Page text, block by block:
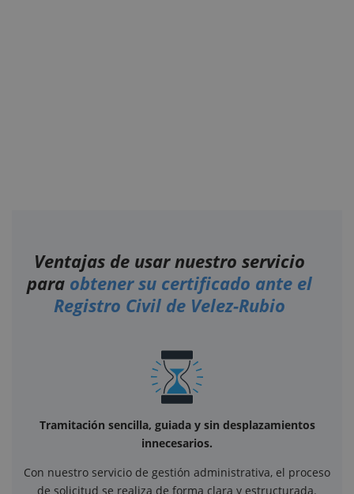
Ventajas de usar nuestro servicio
para obtener su certificado ante el
Registro Civil de Velez-Rubio
Tramitación sencilla, guiada y sin desplazamientos
innecesarios.
Con nuestro servicio de gestión administrativa, el proceso
de solicitud se realiza de forma clara y estructurada.